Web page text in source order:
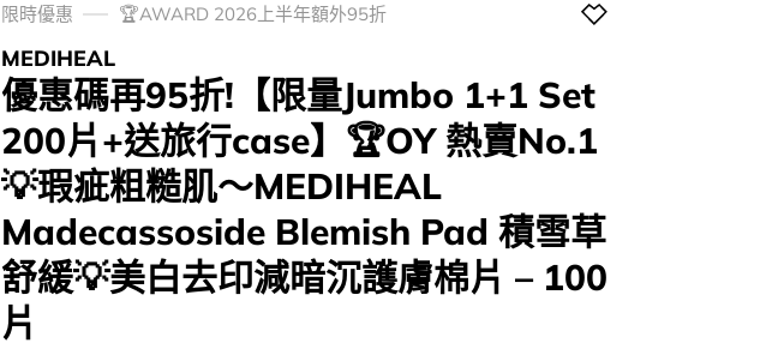
限時優惠 🏆AWARD 2026上半年額外95折
MEDIHEAL
優惠碼再95折!【限量Jumbo 1+1 Set
200片+送旅行case】🏆OY 熱賣No.1
💡瑕疵粗糙肌～MEDIHEAL
Madecassoside Blemish Pad 積雪草
舒緩💡美白去印減暗沉護膚棉片 – 100
片